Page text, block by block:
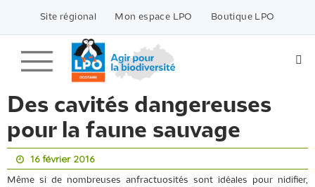
contenu
Site régional Mon espace LPO Boutique LPO
Des cavités dangereuses
pour la faune sauvage
16 février 2016
Même si de nombreuses anfractuosités sont idéales pour nidifier,